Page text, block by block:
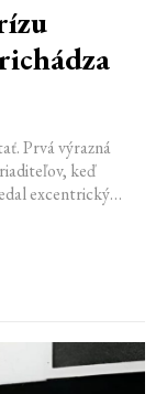
Prvá výrazná
keď
excentrický
odnož Gucci